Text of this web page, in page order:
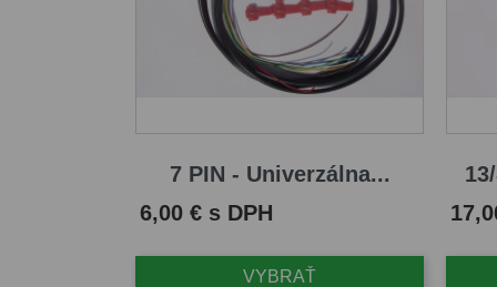
7 PIN - Univerzálna...
Cena
6,00 € s DPH
VYBRAŤ
Cena